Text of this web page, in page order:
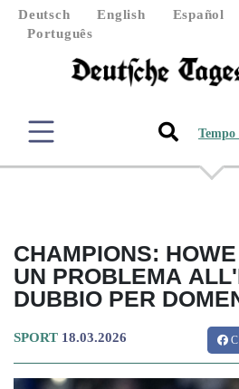
Deutsch English Español
Português
CHAMPIONS:
UN PROBLEMA
DUBBIO PER
SPORT 18.03.2026